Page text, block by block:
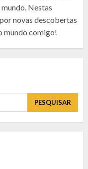
Nestas
novas descobertas
mundo comigo!